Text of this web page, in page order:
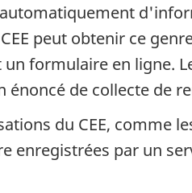
peut obtenir ce
formulaire en ligne.
de collecte de
du CEE, comme
enregistrées par un